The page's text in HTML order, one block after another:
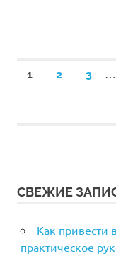
1 2 3 …
СВЕЖИЕ
Как привести
практическое